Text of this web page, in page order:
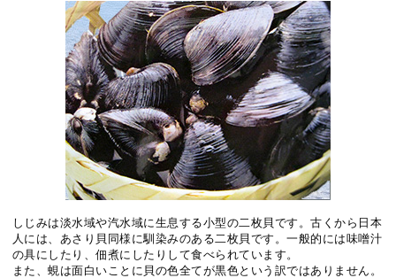
しじみは淡水域や汽水域に生息する小型の二枚貝です。古くから日本
人には、あさり貝同様に馴染みのある二枚貝です。一般的には味噌汁
の具にしたり、佃煮にしたりして食べられています。
また、蜆は面白いことに貝の色全てが黒色という訳ではありません。